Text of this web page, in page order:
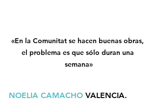
«En la Comunitat se hacen buenas obras,
el problema es que sólo duran una
semana»
NOELIA CAMACHO VALENCIA.